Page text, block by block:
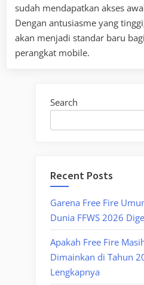
sudah mendapatkan akses
Dengan antusiasme yang
akan menjadi standar baru
perangkat mobile.
Search
Recent Posts
Garena Free Fire
Dunia FFWS 2026
Apakah Free Fire
Dimainkan di Tahun
Lengkapnya